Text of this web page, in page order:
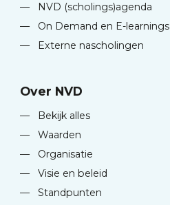
—
NVD (scholings)agenda
—
On Demand en E-learnings
—
Externe nascholingen
Over NVD
—
Bekijk alles
—
Waarden
—
Organisatie
—
Visie en beleid
—
Standpunten